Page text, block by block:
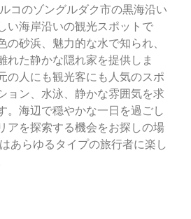
コのゾングルダク市の黒海沿い
い海岸沿いの観光スポットで
砂浜、魅力的な水で知られ、
れた静かな隠れ家を提供しま
の人にも観光客にも人気のスポ
ョン、水泳、静かな雰囲気を求
。海辺で穏やかな一日を過ごし
アを探索する機会をお探しの場
あらゆるタイプの旅行者に楽し